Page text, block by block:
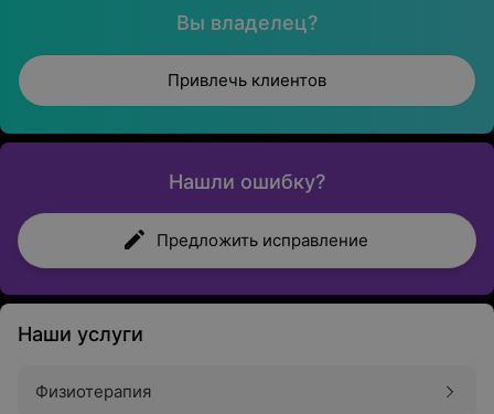
Вы владелец?
Привлечь клиентов
Нашли ошибку?
Предложить исправление
Наши услуги
Физиотерапия